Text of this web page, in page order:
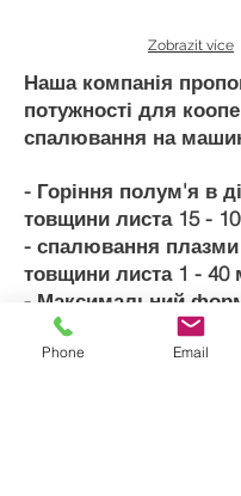
Zobrazit více
Наша компанія
потужності для
спалювання на
- Горіння полум'я в
товщини листа 15 -
- спалювання плазми
товщини листа 1 - 40
- Максимальний
2 х 6 метрів
- Перевезення
Phone Email